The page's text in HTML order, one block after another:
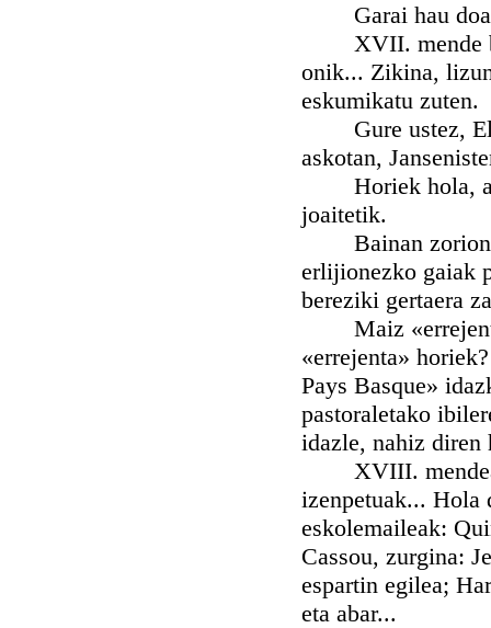
Garai hau doa
XVII. mende
onik... Zikina,
eskumikatu zuten.
Gure ustez,
askotan,
Horiek hola,
joaitetik.
Bainan
erlijionezko gaiak
bereziki gertaera
Maiz
«errejenta»
Pays Basque»
pastoraletako
idazle, nahiz diren
XVIII. mendeaz
izenpetuak... Hola
eskolemaileak:
Cassou, zurgina:
espartin egilea;
eta abar...